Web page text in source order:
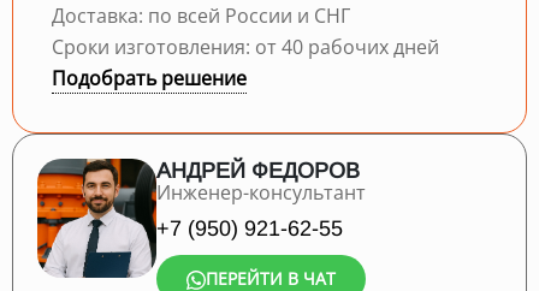
Доставка: по всей России и СНГ
Сроки изготовления: от 40 рабочих дней
Подобрать решение
АНДРЕЙ ФЕДОРОВ
Инженер-консультант
+7 (950) 921-62-55
ПЕРЕЙТИ В ЧАТ